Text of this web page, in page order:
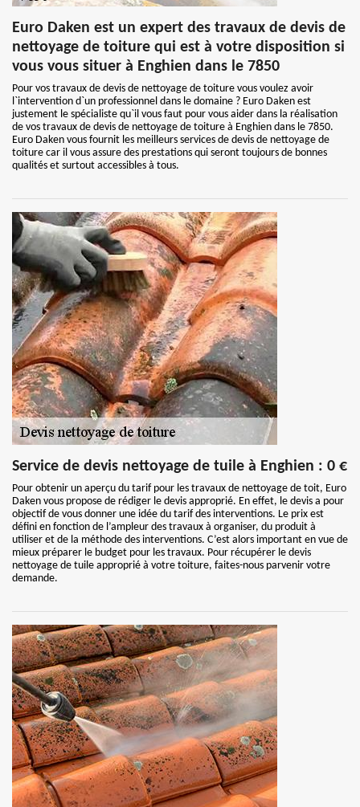
Euro Daken est un expert des travaux de devis de
nettoyage de toiture qui est à votre disposition si
vous vous situer à Enghien dans le 7850
Pour vos travaux de devis de nettoyage de toiture vous voulez avoir
l`intervention d`un professionnel dans le domaine ? Euro Daken est
justement le spécialiste qu`il vous faut pour vous aider dans la réalisation
de vos travaux de devis de nettoyage de toiture à Enghien dans le 7850.
Euro Daken vous fournit les meilleurs services de devis de nettoyage de
toiture car il vous assure des prestations qui seront toujours de bonnes
qualités et surtout accessibles à tous.
Service de devis nettoyage de tuile à Enghien : 0 €
Pour obtenir un aperçu du tarif pour les travaux de nettoyage de toit, Euro
Daken vous propose de rédiger le devis approprié. En effet, le devis a pour
objectif de vous donner une idée du tarif des interventions. Le prix est
défini en fonction de l’ampleur des travaux à organiser, du produit à
utiliser et de la méthode des interventions. C’est alors important en vue de
mieux préparer le budget pour les travaux. Pour récupérer le devis
nettoyage de tuile approprié à votre toiture, faites-nous parvenir votre
demande.